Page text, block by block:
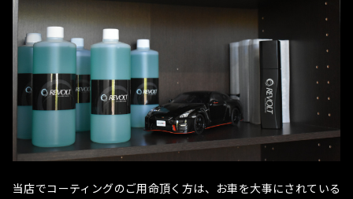
当店でコーティングのご用命頂く方は、お車を大事にされている